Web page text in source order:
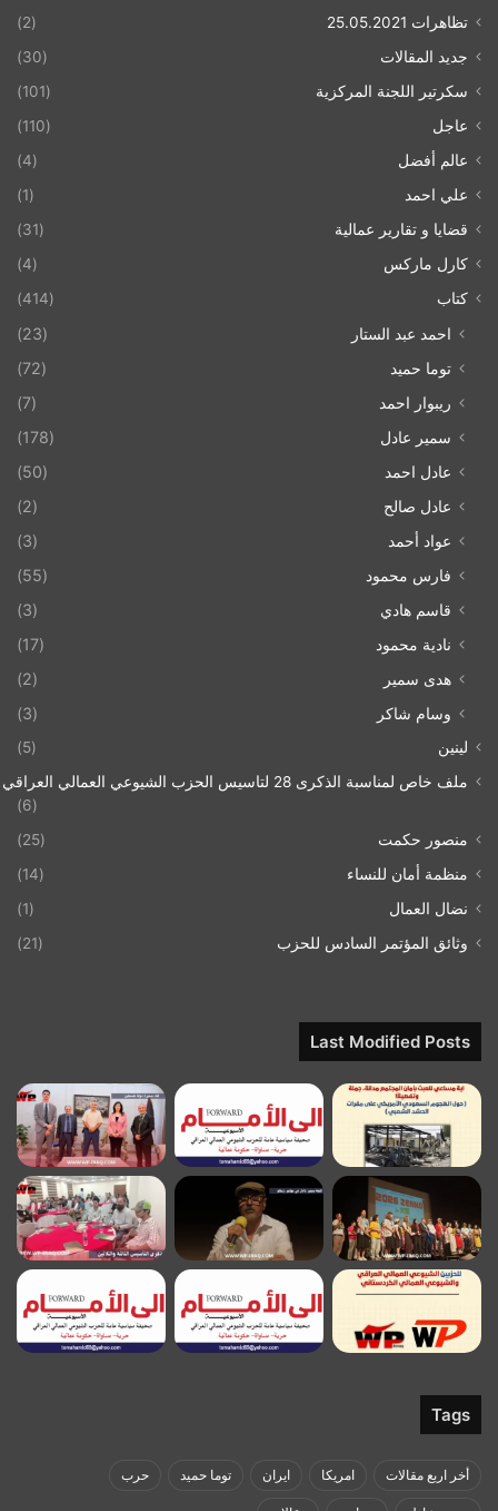
تظاهرات 25.05.2021
(2)
جديد المقالات
(30)
سكرتير اللجنة المركزية
(101)
عاجل
(110)
عالم أفضل
(4)
علي احمد
(1)
قضايا و تقارير عمالية
(31)
كارل ماركس
(4)
كتاب
(414)
احمد عبد الستار
(23)
توما حميد
(72)
ريبوار احمد
(7)
سمير عادل
(178)
عادل احمد
(50)
عادل صالح
(2)
عواد أحمد
(3)
فارس محمود
(55)
قاسم هادي
(3)
نادية محمود
(17)
هدى سمير
(2)
وسام شاكر
(3)
لينين
(5)
ملف خاص لمناسبة الذكرى 28 لتاسيس الحزب الشيوعي العمالي العراقي 1993/07/21
(6)
منصور حكمت
(25)
منظمة أمان للنساء
(14)
نضال العمال
(1)
وثائق المؤتمر السادس للحزب
(21)
Last Modified Posts
Tags
أخر اربع مقالات امريكا ايران توما حميد حرب